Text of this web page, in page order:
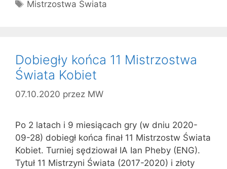
Mistrzostwa Świata
Dobiegły końca 11 Mistrzostwa
Świata Kobiet
07.10.2020 przez MW
Po 2 latach i 9 miesiącach gry (w dniu 2020-
09-28) dobiegł końca finał 11 Mistrzostw Świata
Kobiet. Turniej sędziował IA Ian Pheby (ENG).
Tytuł 11 Mistrzyni Świata (2017-2020) i złoty